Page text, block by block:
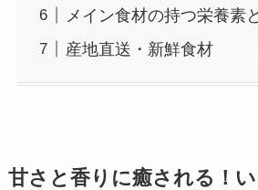
メイン食材の持つ栄養素
産地直送・新鮮食材
甘さと香りに癒される！